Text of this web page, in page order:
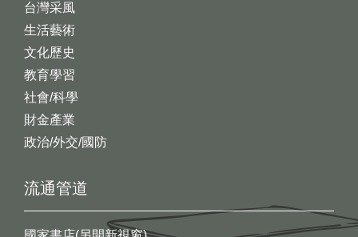
台灣采風
生活藝術
文化歷史
教育學習
社會/科學
財金產業
政治/外交/國防
流通管道